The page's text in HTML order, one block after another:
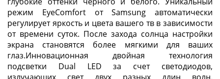
режим EyeComfort от Samsung автоматически
регулирует яркость и цвета вашего тв в зависимости
от времени суток. После захода солнца настройки
экрана становятся более мягкими для ваших
глаз.Инновационная двойная технология
подсветки Dual LED за счет светодиодов,